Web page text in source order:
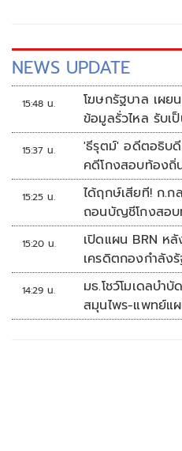
NEWS UPDATE
15:48 น.
โฆษกรัฐบาล เผย
ข้อมูลรั่วไหล รับเ
ปลอดภัยข้อมูลภา
15:37 น.
'ธีรุตม์' อดีตอธิบดี
คดีโกงสอบท้องถิ่
สัปดาห์หน้า
15:25 น.
ได้ฤกษ์เสียที! ก.
ถอนบัญชีโกงสอ
15:20 น.
เปิดแผน BRN ห
เครดิตกองกำลัง
14:29 น.
มธ.โชว์โมเดลบำ
สมุนไพร-แพทย์แ